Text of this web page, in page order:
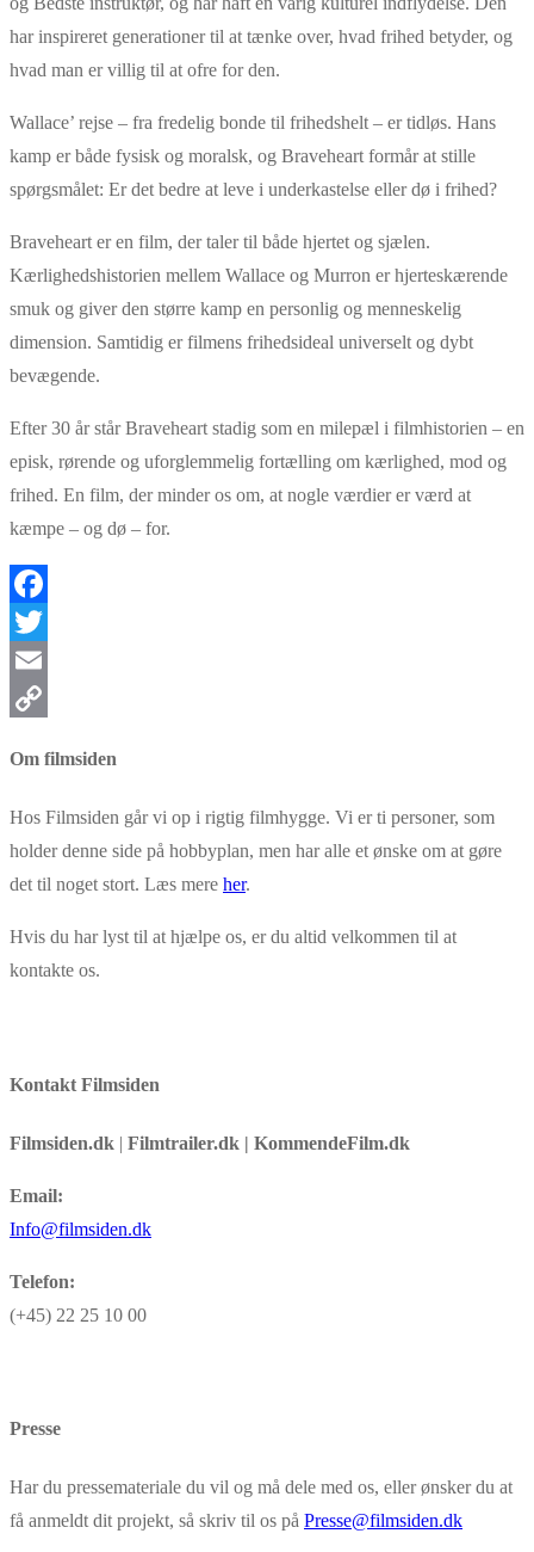
har inspireret generationer til at tænke over, hvad frihed betyder, og
hvad man er villig til at ofre for den.
Wallace’ rejse – fra fredelig bonde til frihedshelt – er tidløs. Hans
kamp er både fysisk og moralsk, og Braveheart formår at stille
spørgsmålet: Er det bedre at leve i underkastelse eller dø i frihed?
Braveheart er en film, der taler til både hjertet og sjælen.
Kærlighedshistorien mellem Wallace og Murron er hjerteskærende
smuk og giver den større kamp en personlig og menneskelig
dimension. Samtidig er filmens frihedsideal universelt og dybt
bevægende.
Efter 30 år står Braveheart stadig som en milepæl i filmhistorien – en
episk, rørende og uforglemmelig fortælling om kærlighed, mod og
frihed. En film, der minder os om, at nogle værdier er værd at
kæmpe – og dø – for.
Facebook
Twitter
Email
Om filmsiden
Hos Filmsiden går vi op i rigtig filmhygge. Vi er ti personer, som
holder denne side på hobbyplan, men har alle et ønske om at gøre
det til noget stort. Læs mere her.
Hvis du har lyst til at hjælpe os, er du altid velkommen til at
kontakte os.
Kontakt Filmsiden
Filmsiden.dk | Filmtrailer.dk | KommendeFilm.dk
Email:
Info@filmsiden.dk
Telefon:
(+45) 22 25 10 00
Presse
Har du pressemateriale du vil og må dele med os, eller ønsker du at
få anmeldt dit projekt, så skriv til os på Presse@filmsiden.dk